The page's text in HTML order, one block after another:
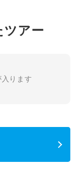
ツアー
ります